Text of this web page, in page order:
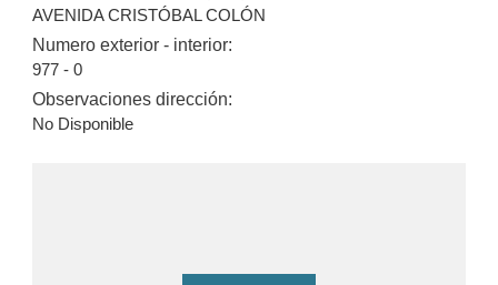
AVENIDA CRISTÓBAL COLÓN
Numero exterior - interior:
977 - 0
Observaciones dirección:
No Disponible